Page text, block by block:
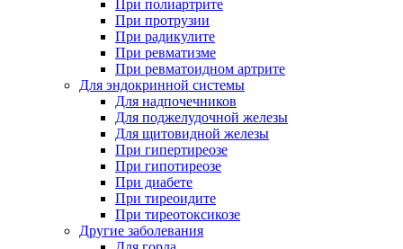
При полиартрите
При протрузии
При радикулите
При ревматизме
При ревматоидном артрите
Для эндокринной системы
Для надпочечников
Для поджелудочной железы
Для щитовидной железы
При гипертиреозе
При гипотиреозе
При диабете
При тиреоидите
При тиреотоксикозе
Другие заболевания